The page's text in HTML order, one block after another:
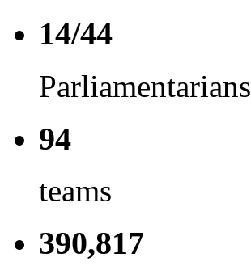
14/44
Parliamentarians
94
teams
390,817